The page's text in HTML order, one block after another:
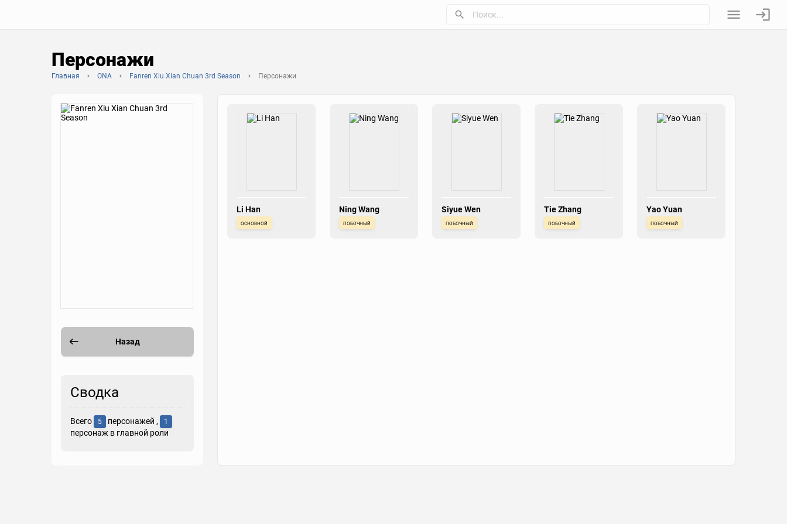
Персонажи
Главная ONA Fanren Xiu Xian Chuan 3rd Season Персонажи
Назад
Сводка
Всего 5 персонажей , 1
персонаж в главной роли
Li Han
основной
Ning Wang
побочный
Siyue Wen
побочный
Tie Zhang
побочный
Yao Yuan
побочный